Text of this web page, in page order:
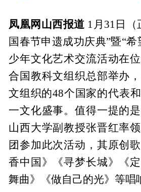
凤凰网山西报道 1月31日（
国春节申遗成功庆典”暨“
少年文化艺术交流活动在
合国教科文组织总部举办
文组织的48个国家的代表
一文化盛事。值得一提的是
山西大学副教授张晋红率
团参加此次活动，其原创
香中国》《寻梦长城》《
舞曲》《做自己的光》等唱